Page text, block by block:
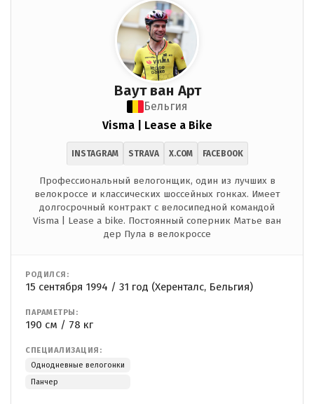
Ваут ван Арт
Бельгия
Visma | Lease a Bike
INSTAGRAM STRAVA X.COM FACEBOOK
Профессиональный велогонщик, один из лучших в
велокроссе и классических шоссейных гонках. Имеет
долгосрочный контракт с велосипедной командой
Visma | Lease a bike. Постоянный соперник Матье ван
дер Пула в велокроссе
РОДИЛСЯ:
15 сентября 1994 / 31 год (Херенталс, Бельгия)
ПАРАМЕТРЫ:
190 см / 78 кг
СПЕЦИАЛИЗАЦИЯ:
Однодневные велогонки
Панчер